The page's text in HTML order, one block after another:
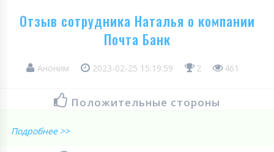
Отзыв сотрудника Наталья о компании
Почта Банк
Аноним 2023-02-25 15:19:59 2 461
Положительные стороны
Подробнее >>